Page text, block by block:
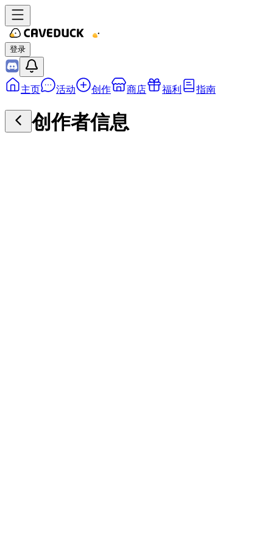
登录
主页 活动 创作 商店 福利 指南
创作者信息